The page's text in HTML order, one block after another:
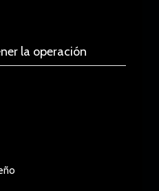
la operación